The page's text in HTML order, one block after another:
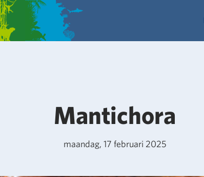
Mantichora
maandag, 17 februari 2025